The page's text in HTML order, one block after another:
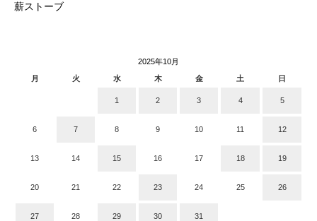
薪ストーブ
2025年10月
月
火 水 木 金 土 日
1 2 3 4 5
6 7 8 9 10 11 12
13 14 15 16 17 18 19
20 21 22 23 24 25 26
27 28 29 30 31